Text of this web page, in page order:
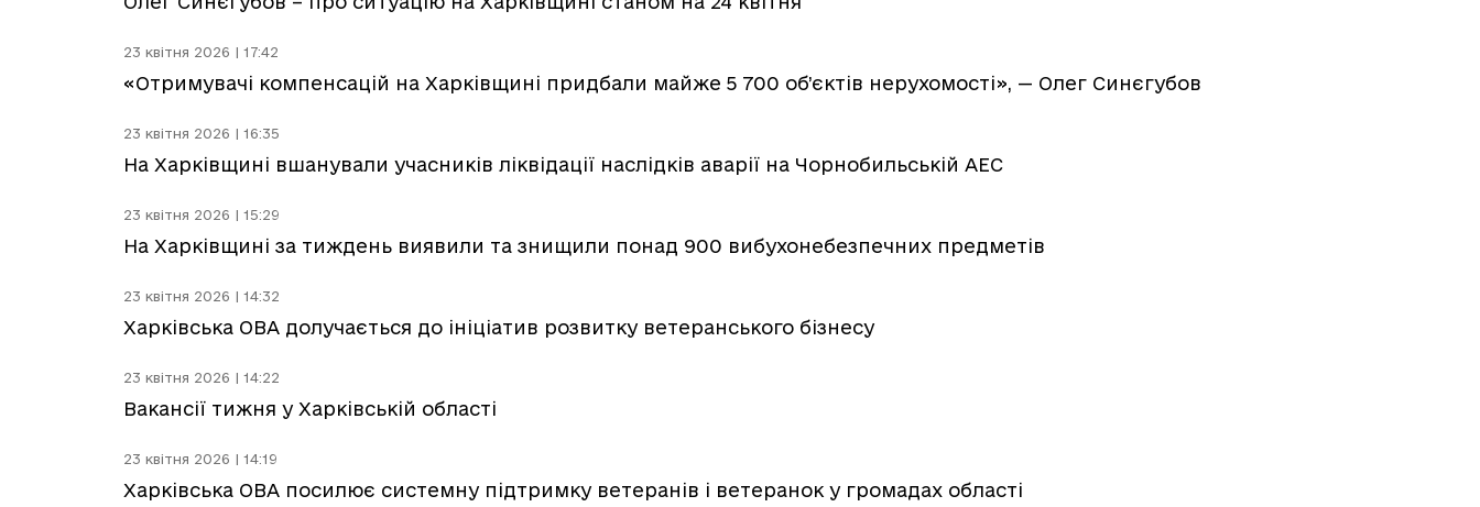
23 квітня 2026 | 17:42
«Отримувачі компенсацій на Харківщині придбали майже 5 700 об’єктів нерухомості», — Олег Синєгубов
23 квітня 2026 | 16:35
На Харківщині вшанували учасників ліквідації наслідків аварії на Чорнобильській АЕС
23 квітня 2026 | 15:29
На Харківщині за тиждень виявили та знищили понад 900 вибухонебезпечних предметів
23 квітня 2026 | 14:32
Харківська ОВА долучається до ініціатив розвитку ветеранського бізнесу
23 квітня 2026 | 14:22
Вакансії тижня у Харківській області
23 квітня 2026 | 14:19
Харківська ОВА посилює системну підтримку ветеранів і ветеранок у громадах області